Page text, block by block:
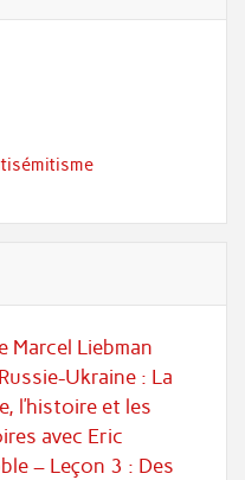
Marcel Liebman
Ukraine : La
l’histoire et les
avec Eric
– Leçon 3 : Des